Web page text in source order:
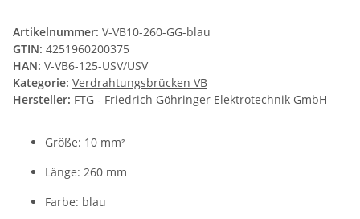
Artikelnummer: V-VB10-260-GG-blau
GTIN: 4251960200375
HAN: V-VB6-125-USV/USV
Kategorie: Verdrahtungsbrücken VB
Hersteller: FTG - Friedrich Göhringer Elektrotechnik GmbH
Größe: 10 mm²
Länge: 260 mm
Farbe: blau